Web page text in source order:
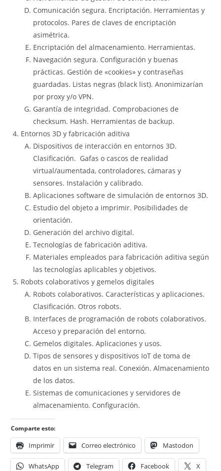
Comunicación segura. Encriptación. Herramientas y
protocolos. Pares de claves de encriptación
asimétrica.
Encriptación del almacenamiento. Herramientas.
Navegación segura. Configuración y buenas
prácticas. Gestión de «cookies» y contraseñas
guardadas. Listas negras (black list). Anonimizarían
por proxy y/o VPN.
Garantía de integridad. Comprobaciones de
checksum. Hash. Herramientas de backup.
Entornos 3D y fabricación aditiva
Dispositivos de interacción en entornos 3D.
Clasificación. Gafas o cascos de realidad
virtual/aumentada, controladores, cámaras y
sensores. Instalación y calibrado.
Aplicaciones software de simulación de entornos 3D.
Estudio del objeto a imprimir. Posibilidades de
orientación.
Generación del archivo digital.
Tecnologías de fabricación aditiva.
Materiales empleados para fabricación aditiva según
las tecnologías aplicables y objetivos.
Robots colaborativos y gemelos digitales
Robots colaborativos. Características y aplicaciones.
Clasificación. Otros robots.
Interfaces de programación de robots colaborativos.
Acceso y preparación del entorno.
Gemelos digitales. Aplicaciones y usos.
Tipos de sensores y dispositivos IoT de toma de
datos en un sistema real. Conexión. Almacenamiento
de los datos.
Sistemas de comunicaciones y servidores de
almacenamiento. Configuración.
Comparte esto:
Imprimir Correo electrónico Mastodon
WhatsApp Telegram Facebook X